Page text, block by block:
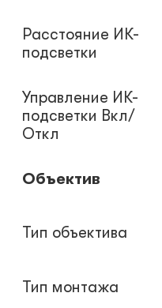
Расстояние ИК-
подсветки
Управление ИК-
подсветки Вкл/
Откл
Объектив
Тип объектива
Тип монтажа